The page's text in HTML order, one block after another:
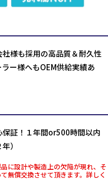
様も採用の高品質＆耐久性
ー様へもOEM供給実績あ
証！１年間or500時間以内
）
に設計や製造上の欠陥が現れ、そ
無償交換させて頂きます。詳しく